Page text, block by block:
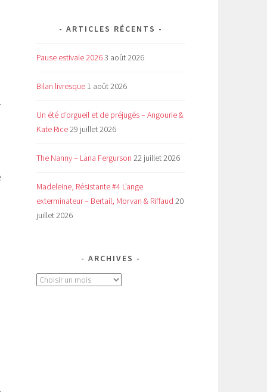
ARTICLES RÉCENTS
Pause estivale 20263 août 2026
Bilan livresque 1 août 2026
Un été d’orgueil et de préjugés – Angourie &
Kate Rice29 juillet 2026
The Nanny – Lana Fergurson 22 juillet 2026
Madeleine, Résistante #4 L’ange
exterminateur – Bertail, Morvan & Riffaud 20
juillet 2026
ARCHIVES
Archives